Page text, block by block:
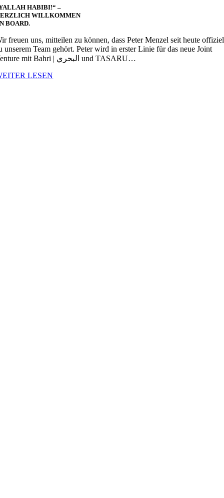
HABIBI!“ –
WILLKOMMEN
BOARD.
freuen uns, mitteilen zu können, dass Peter Menzel seit heute
unserem Team gehört. Peter wird in erster Linie für das neue Joint
Venture mit Bahri | البحري und TASARU…
LESEN